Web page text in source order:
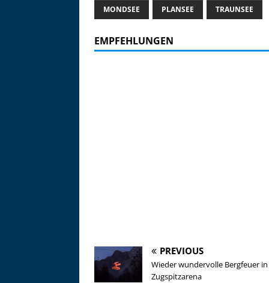
MONDSEE PLANSEE TRAUNSEE
EMPFEHLUNGEN
PREVIOUS
Wieder wundervolle Bergfeuer
Zugspitzarena